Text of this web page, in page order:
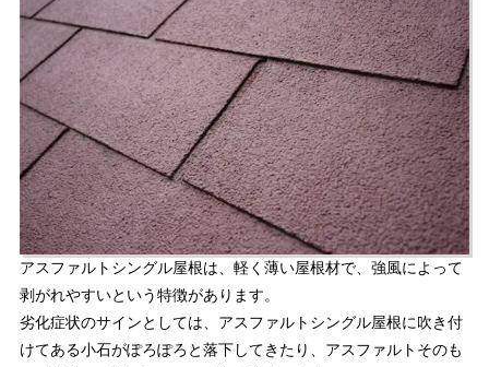
アスファルトシングル屋根は、軽く薄い屋根材で、強風によって
剥がれやすいという特徴があります。
劣化症状のサインとしては、アスファルトシングル屋根に吹き付
けてある小石がぽろぽろと落下してきたり、アスファルトそのも